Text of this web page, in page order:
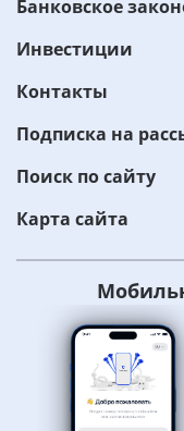
Банковское
Инвестиции
Контакты
Подписка на
Поиск по сайту
Карта сайта